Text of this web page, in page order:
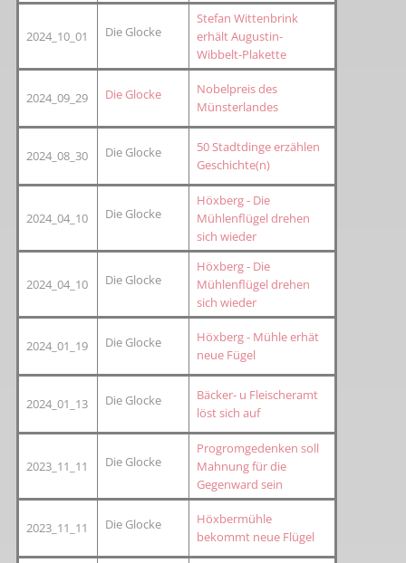
2024_10_01 Die Glocke
Stefan Wittenbrink
erhält Augustin-
Wibbelt-Plakette
2024_09_29 Die Glocke
Nobelpreis des
Münsterlandes
2024_08_30 Die Glocke
50 Stadtdinge erzählen
Geschichte(n)
2024_04_10 Die Glocke
Höxberg - Die
Mühlenflügel drehen
sich wieder
2024_04_10 Die Glocke
Höxberg - Die
Mühlenflügel drehen
sich wieder
2024_01_19 Die Glocke
Höxberg - Mühle erhät
neue Fügel
2024_01_13 Die Glocke
Bäcker- u Fleischeramt
löst sich auf
2023_11_11 Die Glocke
Progromgedenken soll
Mahnung für die
Gegenward sein
2023_11_11 Die Glocke
Höxbermühle
bekommt neue Flügel